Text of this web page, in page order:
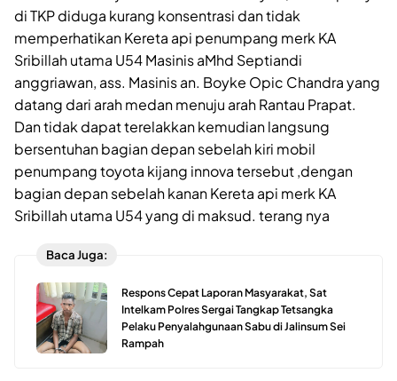
di TKP diduga kurang konsentrasi dan tidak
memperhatikan Kereta api penumpang merk KA
Sribillah utama U54 Masinis aMhd Septiandi
anggriawan, ass. Masinis an. Boyke Opic Chandra yang
datang dari arah medan menuju arah Rantau Prapat.
Dan tidak dapat terelakkan kemudian langsung
bersentuhan bagian depan sebelah kiri mobil
penumpang toyota kijang innova tersebut ,dengan
bagian depan sebelah kanan Kereta api merk KA
Sribillah utama U54 yang di maksud. terang nya
Baca Juga:
Respons Cepat Laporan Masyarakat, Sat
Intelkam Polres Sergai Tangkap Tetsangka
Pelaku Penyalahgunaan Sabu di Jalinsum Sei
Rampah